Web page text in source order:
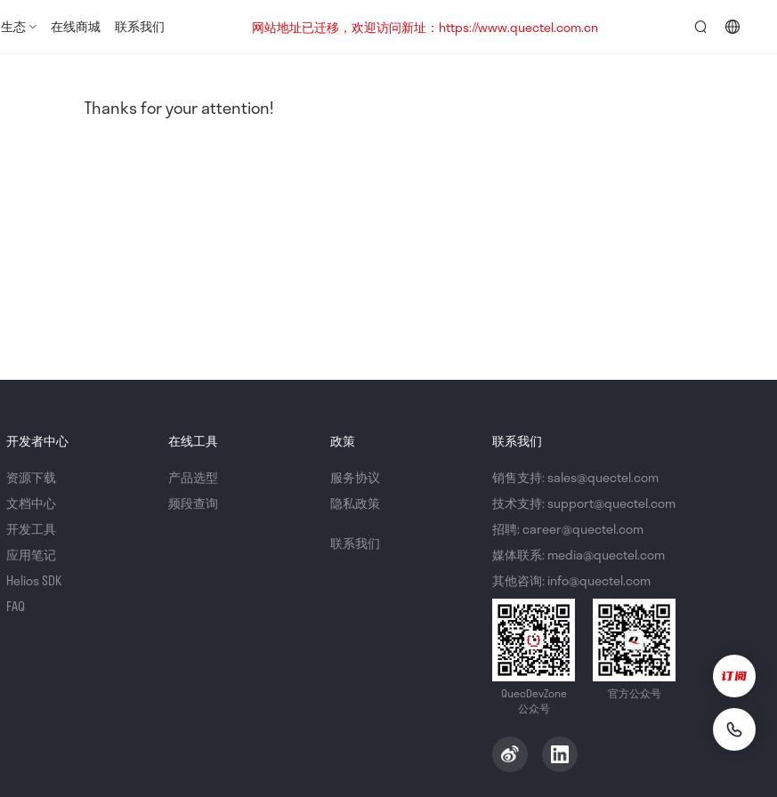
生态 在线商城 联系我们
网站地址已迁移，欢迎访问新址：https://www.quectel.com.cn
Thanks for your attention!
开发者中心
资源下载
文档中心
开发工具
应用笔记
Helios SDK
FAQ
在线工具
产品选型
频段查询
政策
服务协议
隐私政策
联系我们
联系我们
销售支持: sales@quectel.com
技术支持: support@quectel.com
招聘: career@quectel.com
媒体联系: media@quectel.com
其他咨询: info@quectel.com
QuecDevZone
公众号
官方公众号